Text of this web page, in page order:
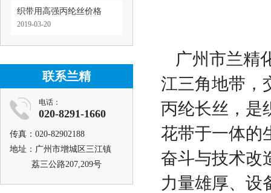
织带用高强丙纶丝价格
2019-03-20
联系兰精
电话：
020-8291-1660
传真：020-82902188
地址：广州市增城区三江镇
荔三公路207,209号
广州市兰精
江三角地带，
丙纶长丝，是
花带于一体的
奋斗与技术改
力量雄厚、设